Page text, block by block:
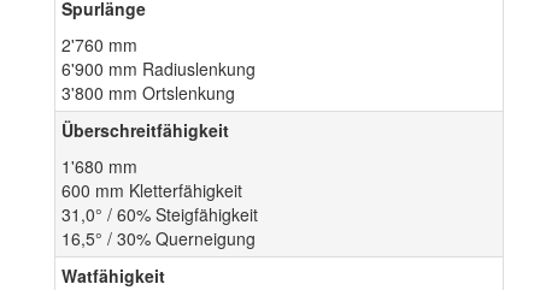
Spurlänge
2'760 mm
6'900 mm Radiuslenkung
3'800 mm Ortslenkung
Überschreitfähigkeit
1'680 mm
600 mm Kletterfähigkeit
31,0° / 60% Steigfähigkeit
16,5° / 30% Querneigung
Watfähigkeit